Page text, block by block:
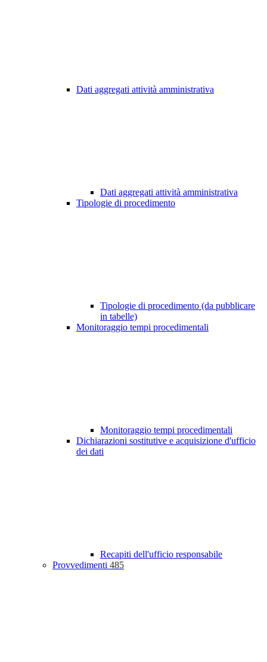
Dati aggregati attività amministrativa
Dati aggregati attività amministrativa
Tipologie di procedimento
Tipologie di procedimento (da pubblicare
in tabelle)
Monitoraggio tempi procedimentali
Monitoraggio tempi procedimentali
Dichiarazioni sostitutive e acquisizione d'ufficio
dei dati
Recapiti dell'ufficio responsabile
Provvedimenti 485